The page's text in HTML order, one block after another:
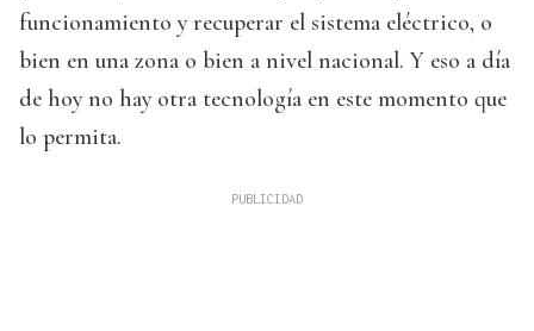
funcionamiento y recuperar el sistema eléctrico, o
bien en una zona o bien a nivel nacional. Y eso a día
de hoy no hay otra tecnología en este momento que
lo permita.